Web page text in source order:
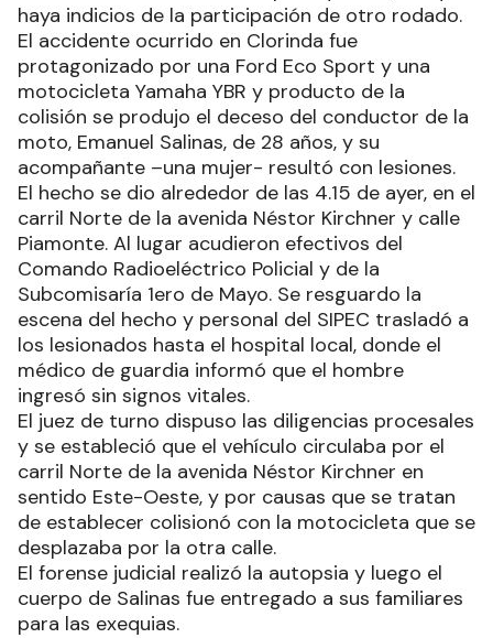
haya indicios de la participación de otro rodado.
El accidente ocurrido en Clorinda fue
protagonizado por una Ford Eco Sport y una
motocicleta Yamaha YBR y producto de la
colisión se produjo el deceso del conductor de la
moto, Emanuel Salinas, de 28 años, y su
acompañante –una mujer- resultó con lesiones.
El hecho se dio alrededor de las 4.15 de ayer, en el
carril Norte de la avenida Néstor Kirchner y calle
Piamonte. Al lugar acudieron efectivos del
Comando Radioeléctrico Policial y de la
Subcomisaría 1ero de Mayo. Se resguardo la
escena del hecho y personal del SIPEC trasladó a
los lesionados hasta el hospital local, donde el
médico de guardia informó que el hombre
ingresó sin signos vitales.
El juez de turno dispuso las diligencias procesales
y se estableció que el vehículo circulaba por el
carril Norte de la avenida Néstor Kirchner en
sentido Este-Oeste, y por causas que se tratan
de establecer colisionó con la motocicleta que se
desplazaba por la otra calle.
El forense judicial realizó la autopsia y luego el
cuerpo de Salinas fue entregado a sus familiares
para las exequias.